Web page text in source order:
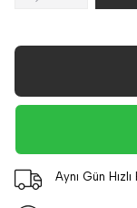
Aynı Gün